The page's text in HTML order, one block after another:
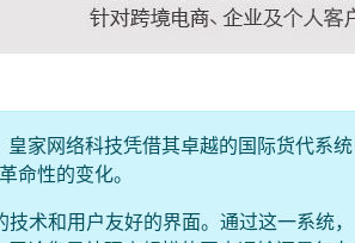
家网络科技凭借其卓越的国际货代系统
性的变化。
术和用户友好的界面。通过这一系统，